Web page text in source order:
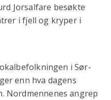
Jorsalfare besøkte
i fjell og kryper i
i Sør-
enn hva dagens
Nordmennenes angrep